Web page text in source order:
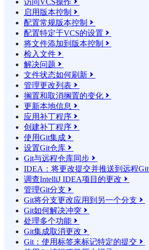
访问VCS操作
启用版本控制 
配置常规版本控制 
配置特定于VCS的设置 
将文件添加到版本控制 
检入文件 
解决问题 
文件状态如何刷新 
管理更改列表 
搁置和取消搁置的变化 
更新本地信息 
应用补丁程序 
创建补丁程序 
使用Git集成 
设置Git仓库 
Git与远程仓库同步 
IDEA：将更改提交并推送到远程
调查IntelliJ IDEA项目的更改 
管理Git分支 
Git将分支更改应用到另一个分支 
Git如何解决冲突 
处理多个功能 
Git集成取消更改 
Git：使用标签来标记特定的提交 